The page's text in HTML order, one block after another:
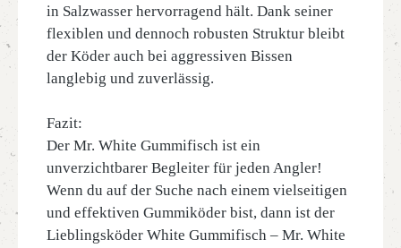
in Salzwasser hervorragend hält. Dank seiner
flexiblen und dennoch robusten Struktur bleibt
der Köder auch bei aggressiven Bissen
langlebig und zuverlässig.
Fazit:
Der Mr. White Gummifisch ist ein
unverzichtbarer Begleiter für jeden Angler!
Wenn du auf der Suche nach einem vielseitigen
und effektiven Gummiköder bist, dann ist der
Lieblingsköder White Gummifisch – Mr. White